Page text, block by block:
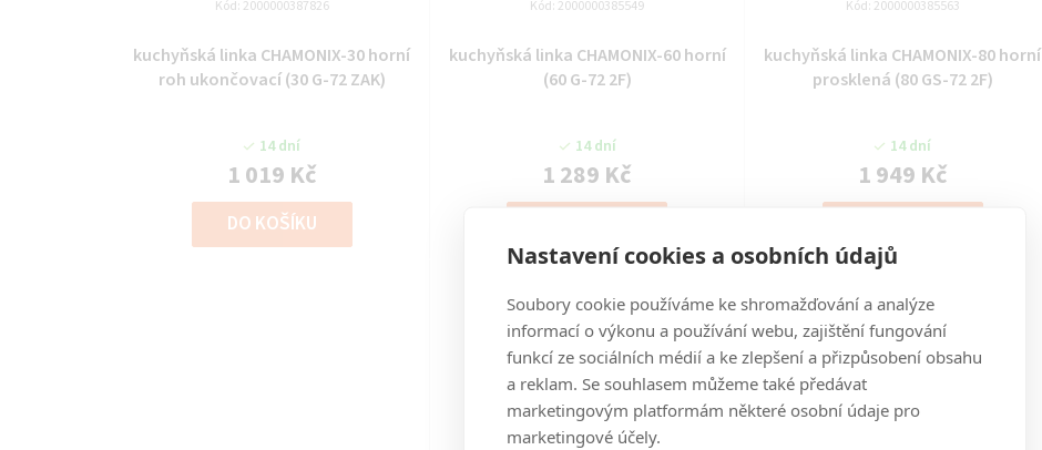
Nastavení cookies a osobních údajů
Soubory cookie používáme ke shromažďování a analýze
informací o výkonu a používání webu, zajištění fungování
funkcí ze sociálních médií a ke zlepšení a přizpůsobení obsahu
a reklam. Se souhlasem můžeme také předávat
marketingovým platformám některé osobní údaje pro
marketingové účely.
kuchyňská linka CHAMONIX-30 horní
roh ukončovací (30 G-72 ZAK)
14 dní
1 019 Kč
DO KOŠÍKU
Kód: 2000000387826
kuchyňská linka CHAMONIX-60 horní
(60 G-72 2F)
14 dní
1 289 Kč
Kód: 2000000385549
kuchyňská linka CHAMONIX-80 horní
prosklená (80 GS-72 2F)
14 dní
1 949 Kč
Kód: 2000000385563